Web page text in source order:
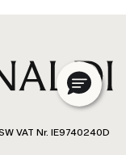
VAT Nr. IE9740240D